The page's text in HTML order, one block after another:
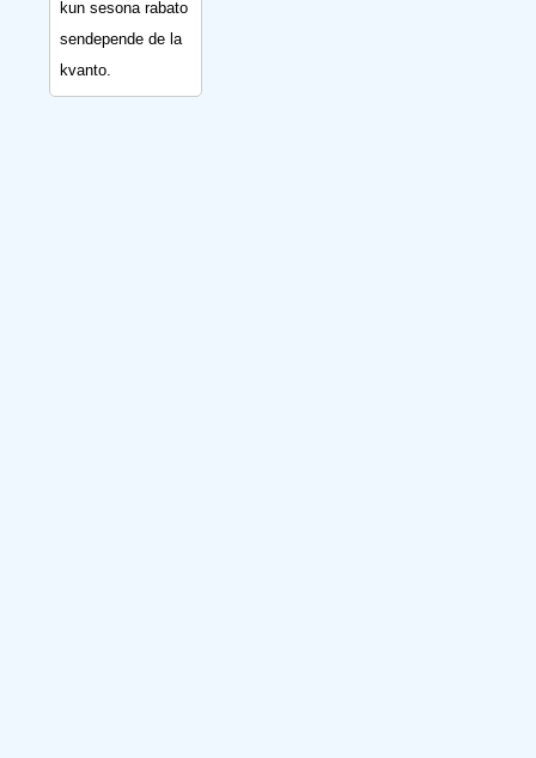
kun sesona rabato
sendepende de la
kvanto.